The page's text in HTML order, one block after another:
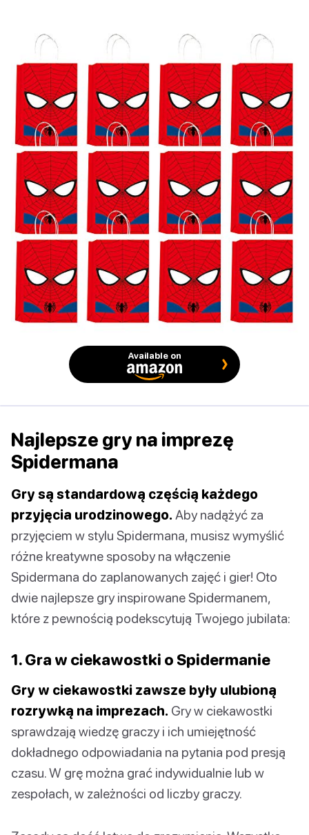
Available on
Najlepsze gry na imprezę
Spidermana
Gry są standardową częścią każdego
przyjęcia urodzinowego. Aby nadążyć za
przyjęciem w stylu Spidermana, musisz wymyślić
różne kreatywne sposoby na włączenie
Spidermana do zaplanowanych zajęć i gier! Oto
dwie najlepsze gry inspirowane Spidermanem,
które z pewnością podekscytują Twojego jubilata:
1. Gra w ciekawostki o Spidermanie
Gry w ciekawostki zawsze były ulubioną
rozrywką na imprezach. Gry w ciekawostki
sprawdzają wiedzę graczy i ich umiejętność
dokładnego odpowiadania na pytania pod presją
czasu. W grę można grać indywidualnie lub w
zespołach, w zależności od liczby graczy.